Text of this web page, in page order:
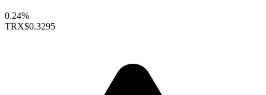
0.24%
TRX$0.3295